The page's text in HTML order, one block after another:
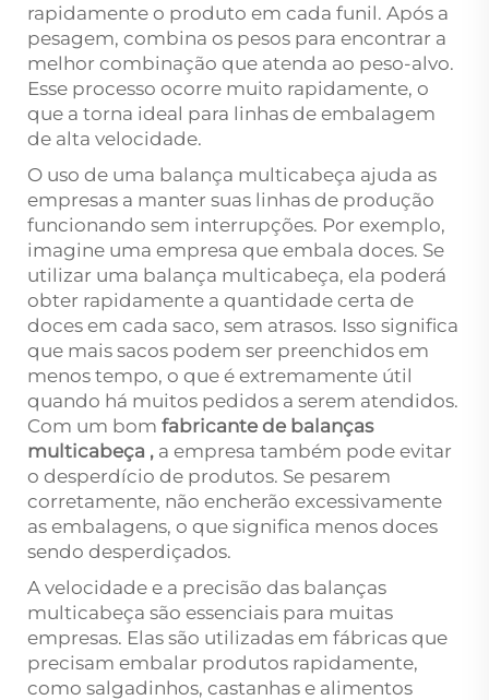
rapidamente o produto em cada funil. Após a
pesagem, combina os pesos para encontrar a
melhor combinação que atenda ao peso-alvo.
Esse processo ocorre muito rapidamente, o
que a torna ideal para linhas de embalagem
de alta velocidade.
O uso de uma balança multicabeça ajuda as
empresas a manter suas linhas de produção
funcionando sem interrupções. Por exemplo,
imagine uma empresa que embala doces. Se
utilizar uma balança multicabeça, ela poderá
obter rapidamente a quantidade certa de
doces em cada saco, sem atrasos. Isso significa
que mais sacos podem ser preenchidos em
menos tempo, o que é extremamente útil
quando há muitos pedidos a serem atendidos.
Com um bom fabricante de balanças
multicabeça , a empresa também pode evitar
o desperdício de produtos. Se pesarem
corretamente, não encherão excessivamente
as embalagens, o que significa menos doces
sendo desperdiçados.
A velocidade e a precisão das balanças
multicabeça são essenciais para muitas
empresas. Elas são utilizadas em fábricas que
precisam embalar produtos rapidamente,
como salgadinhos, castanhas e alimentos